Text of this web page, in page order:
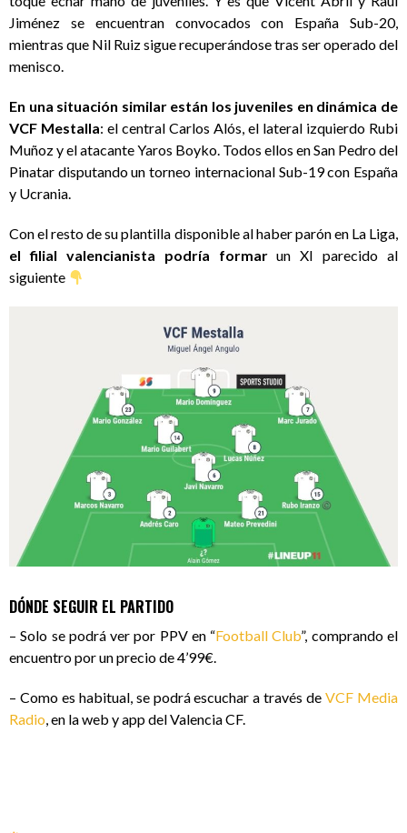
Jiménez se encuentran convocados con España Sub-20,
mientras que Nil Ruiz sigue recuperándose tras ser operado del
menisco.
En una situación similar están los juveniles en dinámica de
VCF Mestalla: el central Carlos Alós, el lateral izquierdo Rubi
Muñoz y el atacante Yaros Boyko. Todos ellos en San Pedro del
Pinatar disputando un torneo internacional Sub-19 con España
y Ucrania.
Con el resto de su plantilla disponible al haber parón en La Liga,
el filial valencianista podría formarun XI parecido al
siguiente
DÓNDE SEGUIR EL PARTIDO
– Solo se podrá ver por PPV en “Football Club”, comprando el
encuentro por un precio de 4’99€.
– Como es habitual, se podrá escuchar a través deVCF Media
Radio , en la web y app del Valencia CF.